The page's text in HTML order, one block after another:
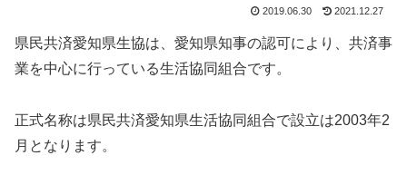
2019.06.30 2021.12.27
県民共済愛知県生協は、愛知県知事の認可により、共済事
業を中心に行っている生活協同組合です。
正式名称は県民共済愛知県生活協同組合で設立は2003年2
月となります。